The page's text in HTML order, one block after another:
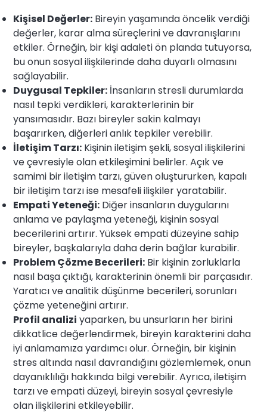
Kişisel Değerler: Bireyin yaşamında öncelik verdiği
değerler, karar alma süreçlerini ve davranışlarını
etkiler. Örneğin, bir kişi adaleti ön planda tutuyorsa,
bu onun sosyal ilişkilerinde daha duyarlı olmasını
sağlayabilir.
Duygusal Tepkiler: İnsanların stresli durumlarda
nasıl tepki verdikleri, karakterlerinin bir
yansımasıdır. Bazı bireyler sakin kalmayı
başarırken, diğerleri anlık tepkiler verebilir.
İletişim Tarzı: Kişinin iletişim şekli, sosyal ilişkilerini
ve çevresiyle olan etkileşimini belirler. Açık ve
samimi bir iletişim tarzı, güven oluştururken, kapalı
bir iletişim tarzı ise mesafeli ilişkiler yaratabilir.
Empati Yeteneği: Diğer insanların duygularını
anlama ve paylaşma yeteneği, kişinin sosyal
becerilerini artırır. Yüksek empati düzeyine sahip
bireyler, başkalarıyla daha derin bağlar kurabilir.
Problem Çözme Becerileri: Bir kişinin zorluklarla
nasıl başa çıktığı, karakterinin önemli bir parçasıdır.
Yaratıcı ve analitik düşünme becerileri, sorunları
çözme yeteneğini artırır.
Profil analizi yaparken, bu unsurların her birini
dikkatlice değerlendirmek, bireyin karakterini daha
iyi anlamamıza yardımcı olur. Örneğin, bir kişinin
stres altında nasıl davrandığını gözlemlemek, onun
dayanıklılığı hakkında bilgi verebilir. Ayrıca, iletişim
tarzı ve empati düzeyi, bireyin sosyal çevresiyle
olan ilişkilerini etkileyebilir.